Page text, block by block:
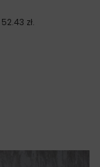
52.43 zł.